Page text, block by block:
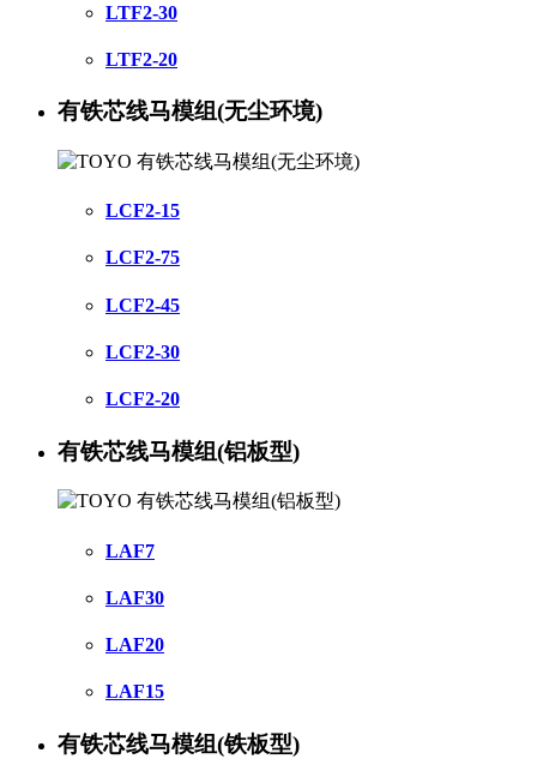
LTF2-30
LTF2-20
有铁芯线马模组(无尘环境)
LCF2-15
LCF2-75
LCF2-45
LCF2-30
LCF2-20
有铁芯线马模组(铝板型)
LAF7
LAF30
LAF20
LAF15
有铁芯线马模组(铁板型)